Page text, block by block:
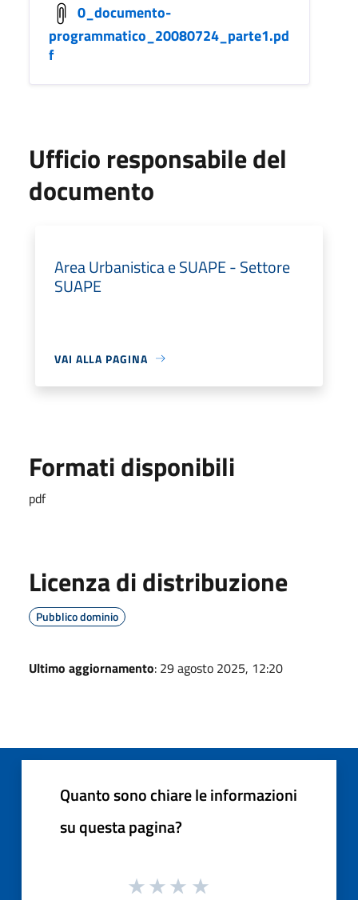
0_documento-
programmatico_20080724_parte1.pd
f
Ufficio responsabile del
documento
Area Urbanistica e SUAPE - Settore
SUAPE
VAI ALLA PAGINA
Formati disponibili
pdf
Licenza di distribuzione
Pubblico dominio
Ultimo aggiornamento: 29 agosto 2025, 12:20
Quanto sono chiare le informazioni
su questa pagina?